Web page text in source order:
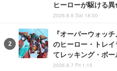
ヒーローが駆ける
2026.8.8 Sat 18:00
『オーバーウォッ
のヒーロー・トレ
てレッキング・ボー
2026.8.7 Fri 1:15